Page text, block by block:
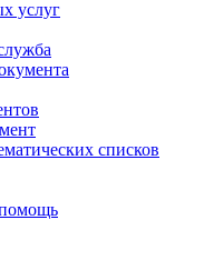
услуг
списков